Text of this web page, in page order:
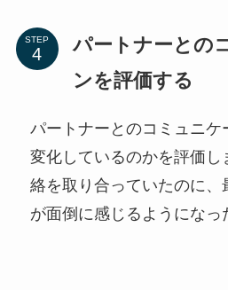
STEP
パートナーとの
ンを評価する
パートナーとのコミュニケ
変化しているのかを評価し
絡を取り合っていたのに
が面倒に感じるようになっ